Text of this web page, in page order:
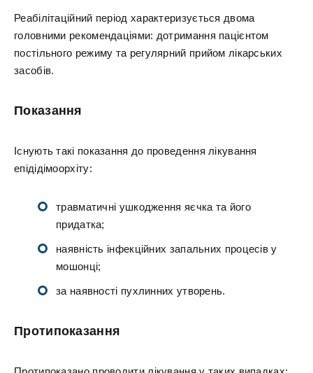
Реабілітаційний період характеризується двома
головними рекомендаціями: дотримання пацієнтом
постільного режиму та регулярний прийом лікарських
засобів.
Показання
Існують такі показання до проведення лікування
епідідімоорхіту:
травматичні ушкодження яєчка та його
придатка;
наявність інфекційних запальних процесів у
мошонці;
за наявності пухлинних утворень.
Протипоказання